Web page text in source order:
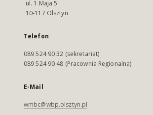
ul. 1 Maja 5
10-117 Olsztyn
Telefon
089 524 90 32 (sekretariat)
089 524 90 48 (Pracownia Regionalna)
E-Mail
wmbc@wbp.olsztyn.pl